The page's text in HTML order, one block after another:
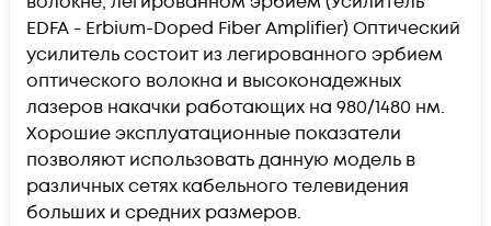
EDFA - Erbium-Doped Fiber Amplifier) Оптический
усилитель состоит из легированного эрбием
оптического волокна и высоконадежных
лазеров накачки работающих на 980/1480 нм.
Хорошие эксплуатационные показатели
позволяют использовать данную модель в
различных сетях кабельного телевидения
больших и средних размеров.